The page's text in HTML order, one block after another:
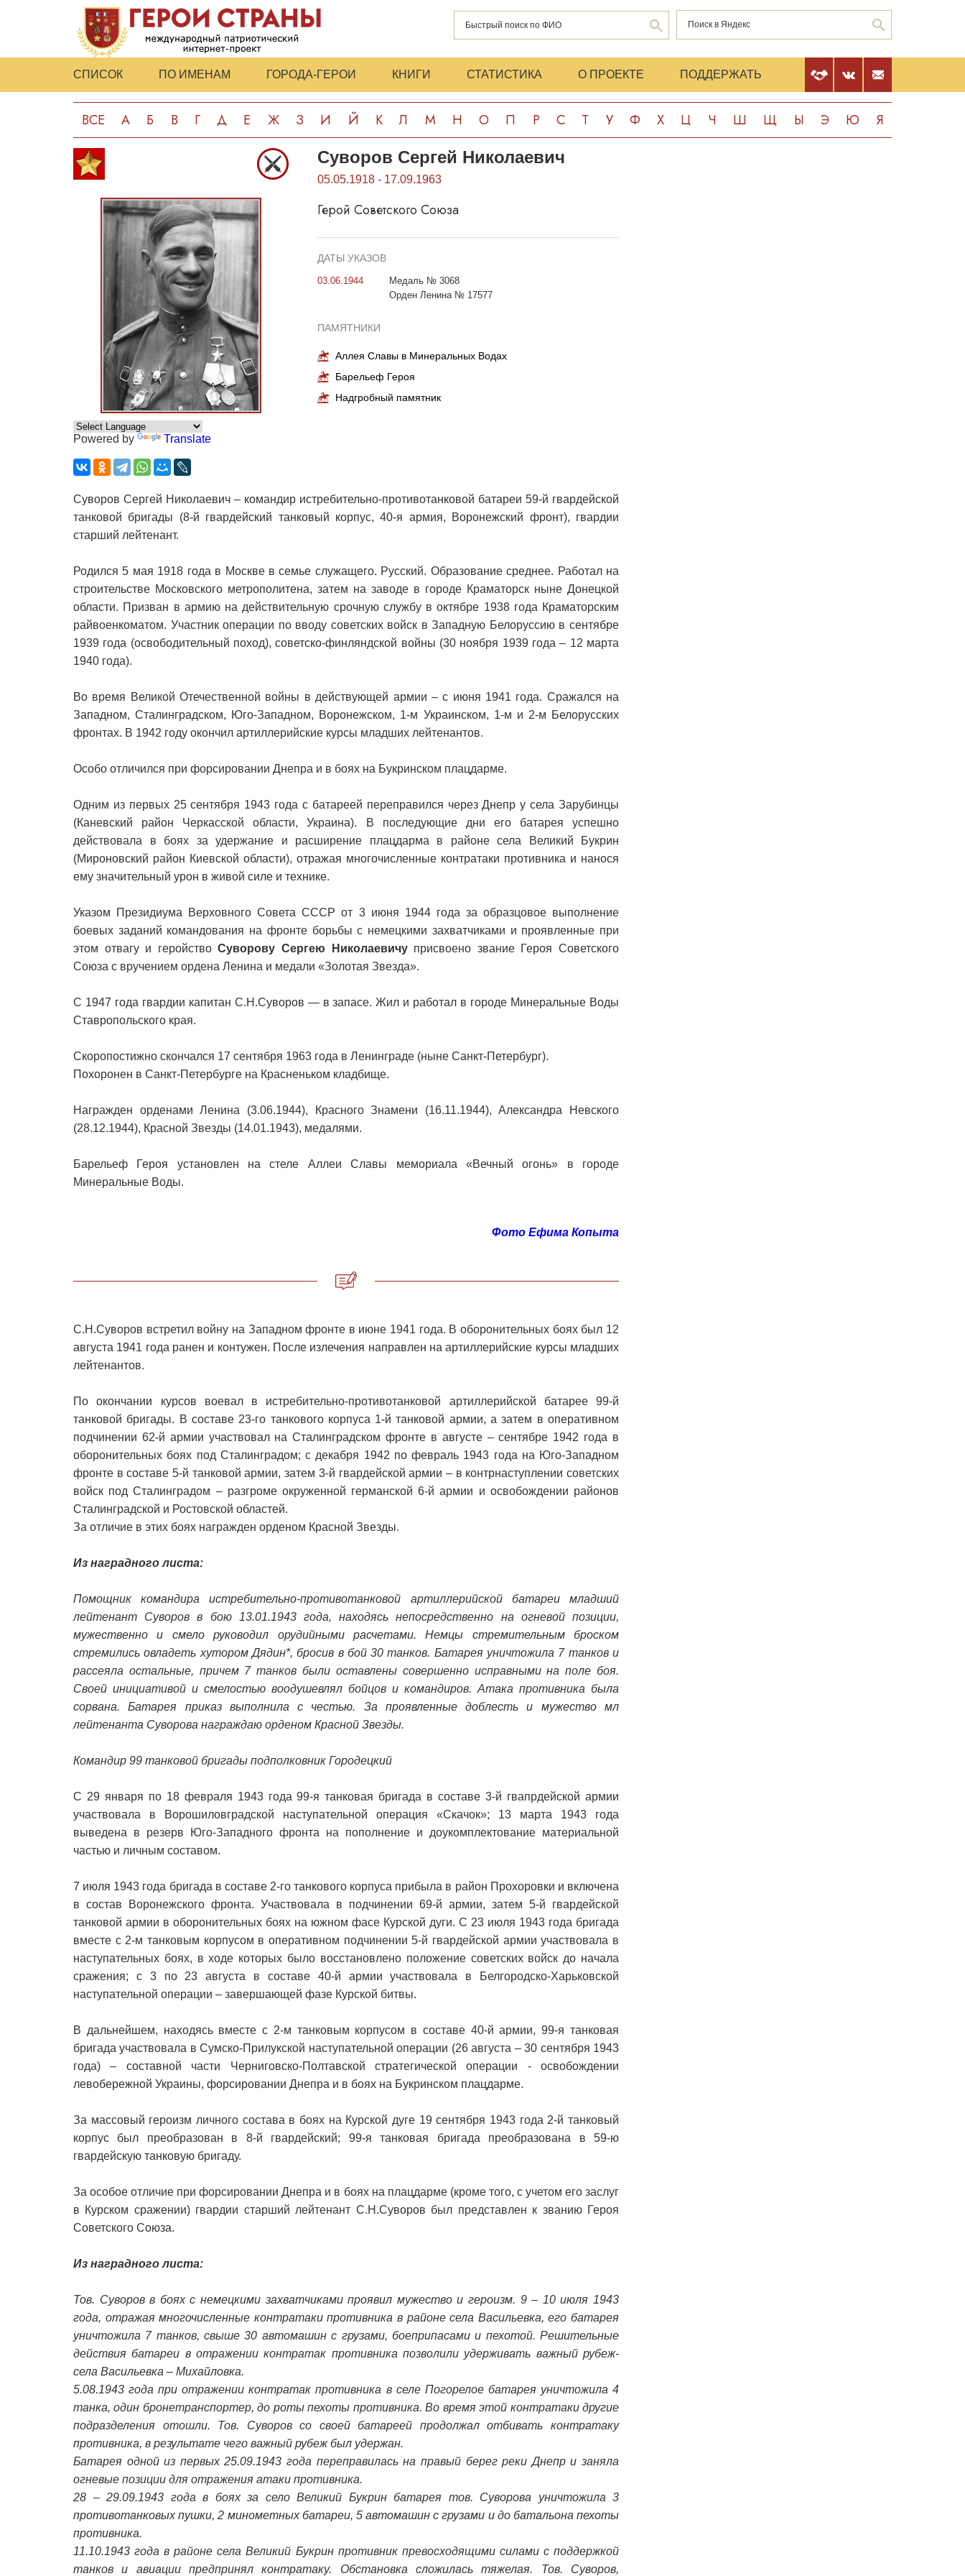
СПИСОК ПО ИМЕНАМ ГОРОДА-ГЕРОИ КНИГИ СТАТИСТИКА О ПРОЕКТЕ ПОДДЕРЖАТЬ
ВСЕ А Б В Г Д Е Ж З И Й К Л М Н О П Р С Т У Ф Х Ц Ч Ш Щ Ы Э Ю Я
Powered by Translate
Суворов Сергей Николаевич
05.05.1918 - 17.09.1963
Герой Советского Союза
ДАТЫ УКАЗОВ
03.06.1944
Медаль № 3068
Орден Ленина № 17577
ПАМЯТНИКИ
Аллея Славы в Минеральных Водах
Барельеф Героя
Надгробный памятник
Суворов Сергей Николаевич – командир истребительно-противотанковой батареи 59-й гвардейской
танковой бригады (8-й гвардейский танковый корпус, 40-я армия, Воронежский фронт), гвардии
старший лейтенант.
Родился 5 мая 1918 года в Москве в семье служащего. Русский. Образование среднее. Работал на
строительстве Московского метрополитена, затем на заводе в городе Краматорск ныне Донецкой
области. Призван в армию на действительную срочную службу в октябре 1938 года Краматорским
райвоенкоматом. Участник операции по вводу советских войск в Западную Белоруссию в сентябре
1939 года (освободительный поход), советско-финляндской войны (30 ноября 1939 года – 12 марта
1940 года).
Во время Великой Отечественной войны в действующей армии – с июня 1941 года. Сражался на
Западном, Сталинградском, Юго-Западном, Воронежском, 1-м Украинском, 1-м и 2-м Белорусских
фронтах. В 1942 году окончил артиллерийские курсы младших лейтенантов.
Особо отличился при форсировании Днепра и в боях на Букринском плацдарме.
Одним из первых 25 сентября 1943 года с батареей переправился через Днепр у села Зарубинцы
(Каневский район Черкасской области, Украина). В последующие дни его батарея успешно
действовала в боях за удержание и расширение плацдарма в районе села Великий Букрин
(Мироновский район Киевской области), отражая многочисленные контратаки противника и нанося
ему значительный урон в живой силе и технике.
Указом Президиума Верховного Совета СССР от 3 июня 1944 года за образцовое выполнение
боевых заданий командования на фронте борьбы с немецкими захватчиками и проявленные при
этом отвагу и геройствоСуворову Сергею Николаевичу присвоено звание Героя Советского
Союза с вручением ордена Ленина и медали «Золотая Звезда».
С 1947 года гвардии капитан С.Н.Суворов — в запасе. Жил и работал в городе Минеральные Воды
Ставропольского края.
Скоропостижно скончался 17 сентября 1963 года в Ленинграде (ныне Санкт-Петербург).
Похоронен в Санкт-Петербурге на Красненьком кладбище.
Награжден орденами Ленина (3.06.1944), Красного Знамени (16.11.1944), Александра Невского
(28.12.1944), Красной Звезды (14.01.1943), медалями.
Барельеф Героя установлен на стеле Аллеи Славы мемориала «Вечный огонь» в городе
Минеральные Воды.
Фото Ефима Копыта
С.Н.Суворов встретил войну на Западном фронте в июне 1941 года. В оборонительных боях был 12
августа 1941 года ранен и контужен. После излечения направлен на артиллерийские курсы младших
лейтенантов.
По окончании курсов воевал в истребительно-противотанковой артиллерийской батарее 99-й
танковой бригады. В составе 23-го танкового корпуса 1-й танковой армии, а затем в оперативном
подчинении 62-й армии участвовал на Сталинградском фронте в августе – сентябре 1942 года в
оборонительных боях под Сталинградом; с декабря 1942 по февраль 1943 года на Юго-Западном
фронте в составе 5-й танковой армии, затем 3-й гвардейской армии – в контрнаступлении советских
войск под Сталинградом – разгроме окруженной германской 6-й армии и освобождении районов
Сталинградской и Ростовской областей.
За отличие в этих боях награжден орденом Красной Звезды.
Из наградного листа:
Помощник командира истребительно-противотанковой артиллерийской батареи младший
лейтенант Суворов в бою 13.01.1943 года, находясь непосредственно на огневой позиции,
мужественно и смело руководил орудийными расчетами. Немцы стремительным броском
стремились овладеть хутором Дядин*, бросив в бой 30 танков. Батарея уничтожила 7 танков и
рассеяла остальные, причем 7 танков были оставлены совершенно исправными на поле боя.
Своей инициативой и смелостью воодушевлял бойцов и командиров. Атака противника была
сорвана. Батарея приказ выполнила с честью. За проявленные доблесть и мужество мл
лейтенанта Суворова награждаю орденом Красной Звезды.
Командир 99 танковой бригады подполковник Городецкий
С 29 января по 18 февраля 1943 года 99-я танковая бригада в составе 3-й гвапрдейской армии
участвовала в Ворошиловградской наступательной операция «Скачок»; 13 марта 1943 года
выведена в резерв Юго-Западного фронта на пополнение и доукомплектование материальной
частью и личным составом.
7 июля 1943 года бригада в составе 2-го танкового корпуса прибыла в район Прохоровки и включена
в состав Воронежского фронта. Участвовала в подчинении 69-й армии, затем 5-й гвардейской
танковой армии в оборонительных боях на южном фасе Курской дуги. С 23 июля 1943 года бригада
вместе с 2-м танковым корпусом в оперативном подчинении 5-й гвардейской армии участвовала в
наступательных боях, в ходе которых было восстановлено положение советских войск до начала
сражения; с 3 по 23 августа в составе 40-й армии участвовала в Белгородско-Харьковской
наступательной операции – завершающей фазе Курской битвы.
В дальнейшем, находясь вместе с 2-м танковым корпусом в составе 40-й армии, 99-я танковая
бригада участвовала в Сумско-Прилукской наступательной операции (26 августа – 30 сентября 1943
года) – составной части Черниговско-Полтавской стратегической операции - освобождении
левобережной Украины, форсировании Днепра и в боях на Букринском плацдарме.
За массовый героизм личного состава в боях на Курской дуге 19 сентября 1943 года 2-й танковый
корпус был преобразован в 8-й гвардейский; 99-я танковая бригада преобразована в 59-ю
гвардейскую танковую бригаду.
За особое отличие при форсировании Днепра и в боях на плацдарме (кроме того, с учетом его заслуг
в Курском сражении) гвардии старший лейтенант С.Н.Суворов был представлен к званию Героя
Советского Союза.
Из наградного листа:
Тов. Суворов в боях с немецкими захватчиками проявил мужество и героизм. 9 – 10 июля 1943
года, отражая многочисленные контратаки противника в районе села Васильевка, его батарея
уничтожила 7 танков, свыше 30 автомашин с грузами, боеприпасами и пехотой. Решительные
действия батареи в отражении контратак противника позволили удерживать важный рубеж-
села Васильевка – Михайловка.
5.08.1943 года при отражении контратак противника в селе Погорелое батарея уничтожила 4
танка, один бронетранспортер, до роты пехоты противника. Во время этой контратаки другие
подразделения отошли. Тов. Суворов со своей батареей продолжал отбивать контратаку
противника, в результате чего важный рубеж был удержан.
Батарея одной из первых 25.09.1943 года переправилась на правый берег реки Днепр и заняла
огневые позиции для отражения атаки противника.
28 – 29.09.1943 года в боях за село Великий Букрин батарея тов. Суворова уничтожила 3
противотанковых пушки, 2 минометных батареи, 5 автомашин с грузами и до батальона пехоты
противника.
11.10.1943 года в районе села Великий Букрин противник превосходящими силами с поддержкой
танков и авиации предпринял контратаку. Обстановка сложилась тяжелая. Тов. Суворов,